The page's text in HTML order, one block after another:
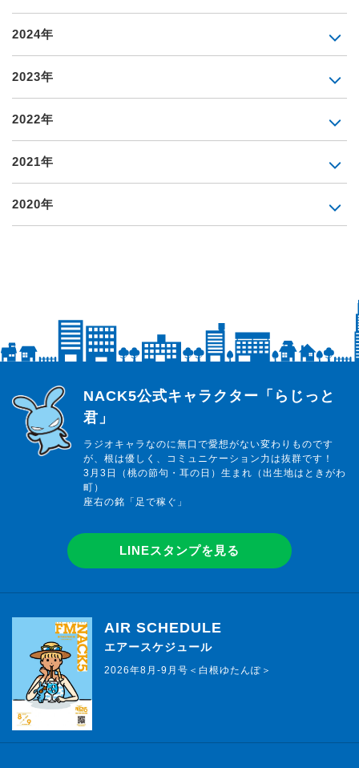
2024年
2023年
2022年
2021年
2020年
らじっと君
NACK5公式キャラクター「らじっと
君」
ラジオキャラなのに無口で愛想がない変わりものです
が、根は優しく、コミュニケーション力は抜群です！
3月3日（桃の節句・耳の日）生まれ（出生地はときがわ
町）
座右の銘「足で稼ぐ」
LINEスタンプを見る
AIR SCHEDULE
エアースケジュール
2026年8月-9月号＜白根ゆたんぽ＞